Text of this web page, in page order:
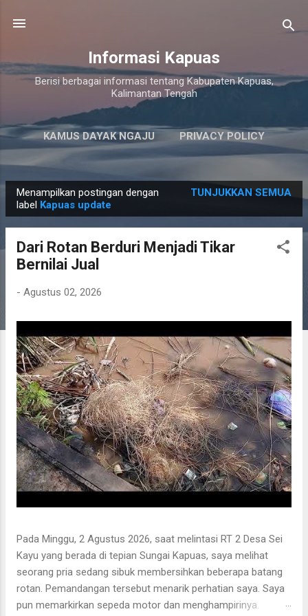
Informasi Kapuas
Berisi berbagai informasi tentang Kabupaten Kapuas,
Kalimantan Tengah
KAMUS DAYAK NGAJU PRIVACY POLICY
LAINNYA…
o
Menampilkan postingan dengan
label Kapuas update
TUNJUKKAN SEMUA
Dari Rotan Berduri Menjadi Tikar
Bernilai Jual
- Agustus 02, 2026
Pada Minggu, 2 Agustus 2026, saat melintasi RT 2 Desa Sei
Kayu yang berada di tepian Sungai Kapuas, saya melihat
seorang pria sedang sibuk membersihkan beberapa batang
rotan. Pemandangan tersebut menarik perhatian saya. Saya
pun memarkirkan sepeda motor dan menghampirinya.